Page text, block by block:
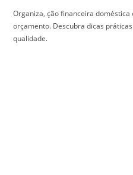
Organiza, ção financeira
orçamento. Descubra dicas
qualidade.